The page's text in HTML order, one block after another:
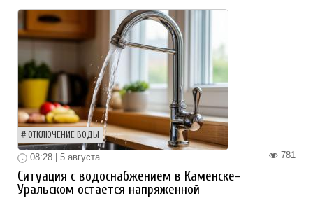
ОТКЛЮЧЕНИЕ ВОДЫ
781
08:28 | 5 августа
Ситуация с водоснабжением в Каменске-
Уральском остается напряженной